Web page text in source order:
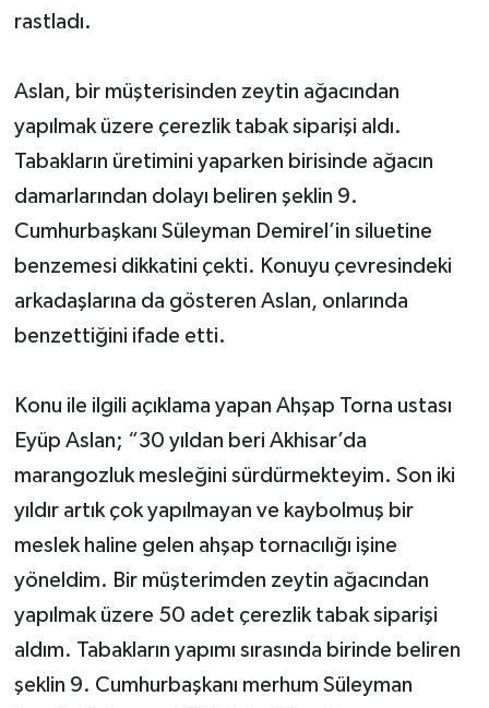
rastladı.
Aslan, bir müşterisinden zeytin ağacından
yapılmak üzere çerezlik tabak siparişi aldı.
Tabakların üretimini yaparken birisinde ağacın
damarlarından dolayı beliren şeklin 9.
Cumhurbaşkanı Süleyman Demirel’in siluetine
benzemesi dikkatini çekti. Konuyu çevresindeki
arkadaşlarına da gösteren Aslan, onlarında
benzettiğini ifade etti.
Konu ile ilgili açıklama yapan Ahşap Torna ustası
Eyüp Aslan; “30 yıldan beri Akhisar’da
marangozluk mesleğini sürdürmekteyim. Son iki
yıldır artık çok yapılmayan ve kaybolmuş bir
meslek haline gelen ahşap tornacılığı işine
yöneldim. Bir müşterimden zeytin ağacından
yapılmak üzere 50 adet çerezlik tabak siparişi
aldım. Tabakların yapımı sırasında birinde beliren
şeklin 9. Cumhurbaşkanı merhum Süleyman
Ülke
Etiketler